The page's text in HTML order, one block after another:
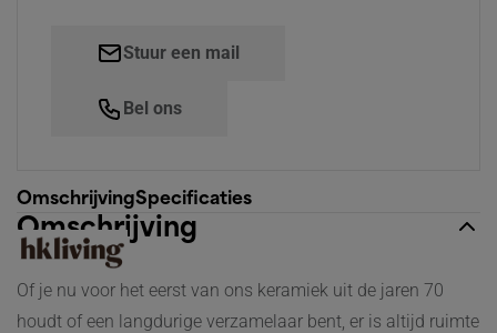
Stuur een mail
Bel ons
OmschrijvingSpecificaties
Omschrijving
Of je nu voor het eerst van ons keramiek uit de jaren 70
houdt of een langdurige verzamelaar bent, er is altijd ruimte